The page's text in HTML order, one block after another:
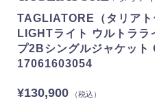
TAGLIATORE（タリアト
LIGHTライト ウルトララ
プ2Bシングルジャケッ
17061603054
¥130,900（税込）